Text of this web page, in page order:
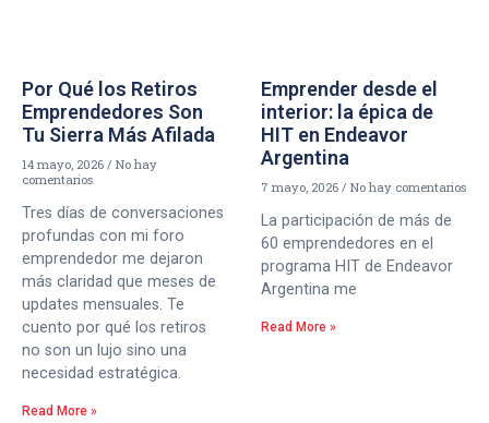
Por Qué los Retiros
Emprendedores Son
Tu Sierra Más Afilada
14 mayo, 2026
No hay
comentarios
Tres días de conversaciones
profundas con mi foro
emprendedor me dejaron
más claridad que meses de
updates mensuales. Te
cuento por qué los retiros
no son un lujo sino una
necesidad estratégica.
Read More »
Emprender desde el
interior: la épica de
HIT en Endeavor
Argentina
7 mayo, 2026 No hay comentarios
La participación de más de
60 emprendedores en el
programa HIT de Endeavor
Argentina me
Read More »